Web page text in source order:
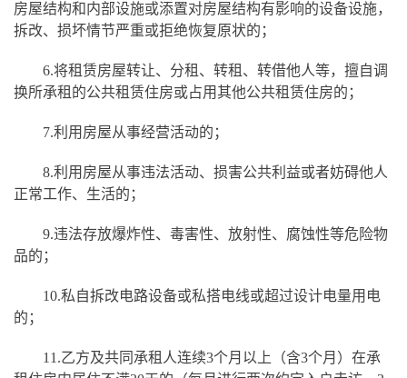
房屋结构和内部设施或添置对房屋结构有影响的设备设施，
拆改、损坏情节严重或拒绝恢复原状的；
6.将租赁房屋转让、分租、转租、转借他人等，擅自调
换所承租的公共租赁住房或占用其他公共租赁住房的；
7.利用房屋从事经营活动的；
8.利用房屋从事违法活动、损害公共利益或者妨碍他人
正常工作、生活的；
9.违法存放爆炸性、毒害性、放射性、腐蚀性等危险物
品的；
10.私自拆改电路设备或私搭电线或超过设计电量用电
的；
11.乙方及共同承租人连续3个月以上（含3个月）在承